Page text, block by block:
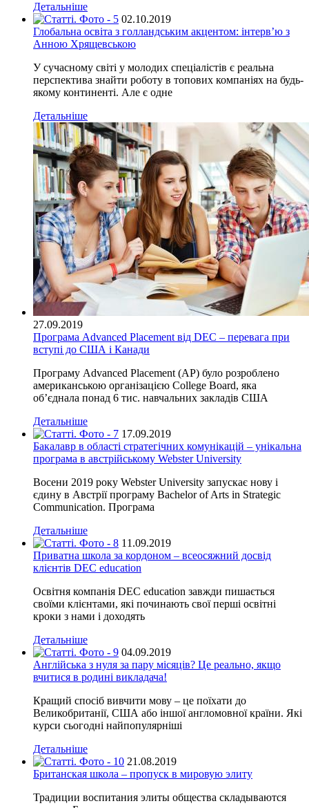
Детальніше
02.10.2019
Глобальна освіта з голландським акцентом: інтерв’ю з
Анною Хрящевською
У сучасному світі у молодих спеціалістів є реальна
перспектива знайти роботу в топових компаніях на будь-
якому континенті. Але є одне
Детальніше
27.09.2019
Програма Advanced Placement від DEC – перевага при
вступі до США і Канади
Програму Advanced Placement (АР) було розроблено
американською організацією College Board, яка
об’єднала понад 6 тис. навчальних закладів США
Детальніше
17.09.2019
Бакалавр в області стратегічних комунікацій – унікальна
програма в австрійському Webster University
Восени 2019 року Webster University запускає нову і
єдину в Австрії програму Bachelor of Arts in Strategic
Communication. Програма
Детальніше
11.09.2019
Приватна школа за кордоном – всеосяжний досвід
клієнтів DEC education
Освітня компанія DEC education завжди пишається
своїми клієнтами, які починають свої перші освітні
кроки з нами і доходять
Детальніше
04.09.2019
Англійська з нуля за пару місяців? Це реально, якщо
вчитися в родині викладача!
Кращий спосіб вивчити мову – це поїхати до
Великобританії, США або іншої англомовної країни. Які
курси сьогодні найпопулярніші
Детальніше
21.08.2019
Британская школа – пропуск в мировую элиту
Традиции воспитания элиты общества складываются